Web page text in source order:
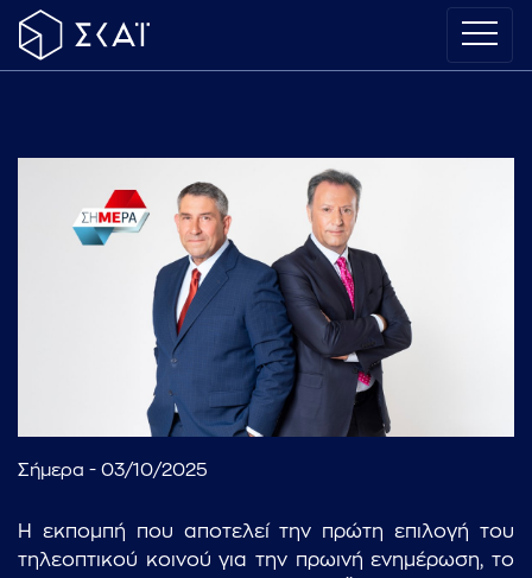
Σήμερα - 03/10/2025
Η εκπομπή που αποτελεί την πρώτη επιλογή του
τηλεοπτικού κοινού για την πρωινή ενημέρωση, το